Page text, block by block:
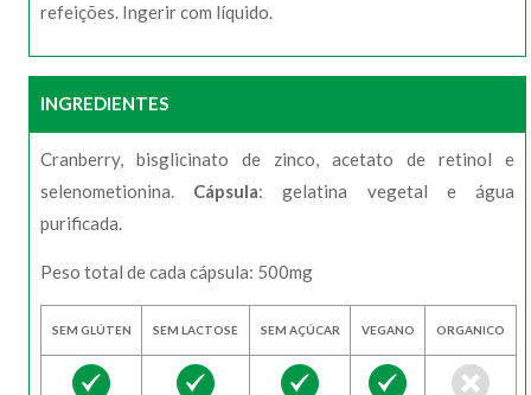
refeições. Ingerir com líquido.
INGREDIENTES
Cranberry, bisglicinato de zinco, acetato de retinol e
selenometionina. Cápsula: gelatina vegetal e água
purificada.
Peso total de cada cápsula: 500mg
SEM GLÚTEN SEM LACTOSE SEM AÇÚCAR VEGANO ORGANICO